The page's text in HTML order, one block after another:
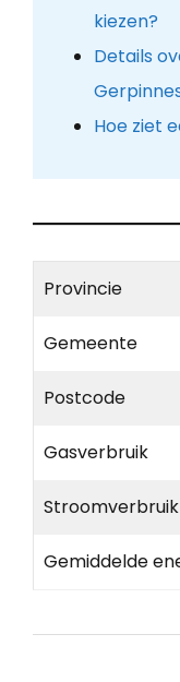
kiezen?
Details
Hoe ziet
Provincie
Gemeente
Postcode
Gasverbruik
Stroomverbruik
Gemiddelde